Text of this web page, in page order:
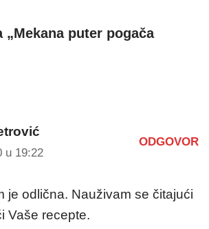
puter pogača
u 19:22
ODGOVOR
je odlična. Nauživam se čitajući
Vaše recepte.